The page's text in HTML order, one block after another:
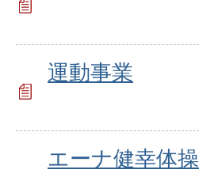
運動事業
エーナ健幸体操